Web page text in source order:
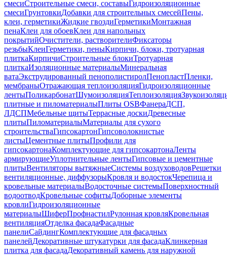
смесиСтроительные смеси, составыГидроизоляционные
смесиГрунтовкиДобавки для строительных смесейПены,
клеи, герметикиЖидкие гвоздиГерметикиМонтажная
пенаКлеи для обоевКлеи для напольных
покрытийОчистители, растворителиФиксаторы
резьбыКлеиГерметики, пеныКирпичи, блоки, тротуарная
плиткаКирпичиСтроительные блокиТротуарная
плиткаИзоляционные материалыМинеральная
ватаЭкструдированный пенополистиролПенопластПленки,
мембраныОтражающая теплоизоляцияГидроизоляционные
лентыПоликарбонатШумоизоляцияТеплоизоляция
плитные и пиломатериалыПлиты OSBФанераДСП,
ЛДСПМебельные щитыТеррасные доскиДревесные
плитыПиломатериалыМатериалы для сухого
строительстваГипсокартонГипсоволокнистые
листыЦементные плитыПрофили для
гипсокартонаКомплектующие для гипсокартонаЛенты
армирующиеУплотнительные лентыГипсовые и цементные
плитыВентиляторы вытяжныеСистемы воздуховодовРешетки
вентиляционные, диффузорыКровля и водостокЧерепица и
кровельные материалыВодосточные системыПоверхностный
водоотводКровельные софитыДоборные элементы
кровлиГидроизоляционные
материалыШиферПрофнастилРулонная кровляКровельная
вентиляцияОтделка фасадаФасадные
панелиСайдингКомплектующие для фасадных
панелейДекоративные штукатурки для фасадаКлинкерная
плитка для фасадаДекоративный камень для наружной